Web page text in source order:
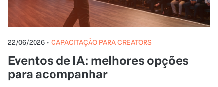
22/06/2026 • CAPACITAÇÃO PARA CREATORS
Eventos de IA: melhores opções
para acompanhar